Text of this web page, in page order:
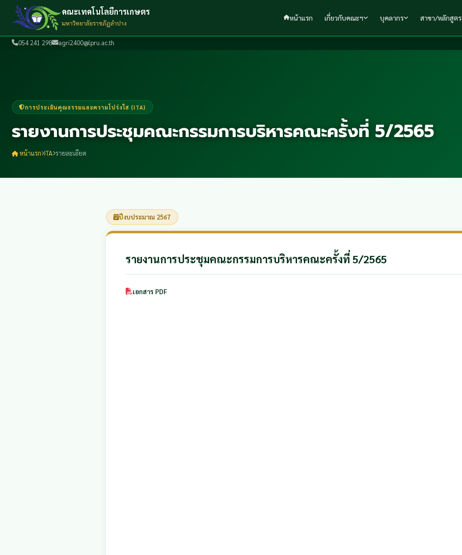
054 241 298 agri2400@lpru.ac.th
คณะเทคโนโลยีการเกษตร
มหาวิทยาลัยราชภัฏลำปาง
หน้าแรก เกี่ยวกับคณะฯ บุคลากร สาขา/หลักสูตร
การประเมินคุณธรรมและความโปร่งใส (ITA)
รายงานการประชุมคณะกรรมการบริหารคณะครั้งที่ 5/2565
หน้าแรก ITA รายละเอียด
ปีงบประมาณ 2567
รายงานการประชุมคณะกรรมการบริหารคณะครั้งที่ 5/2565
เอกสาร PDF